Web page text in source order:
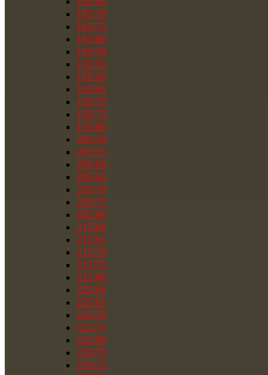
185/70
185/75
185/80
195/50
195/55
195/60
195/65
195/70
195/75
195/80
205/50
205/55
205/60
205/65
205/70
205/75
205/80
215/60
215/65
215/70
215/75
215/80
225/60
225/65
225/70
225/75
225/80
235/70
235/75